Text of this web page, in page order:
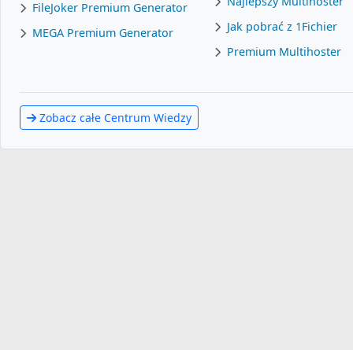
FileJoker Premium Generator
MEGA Premium Generator
Jak pobrać z 1Fichier
Premium Multihoster
Zobacz całe Centrum Wiedzy